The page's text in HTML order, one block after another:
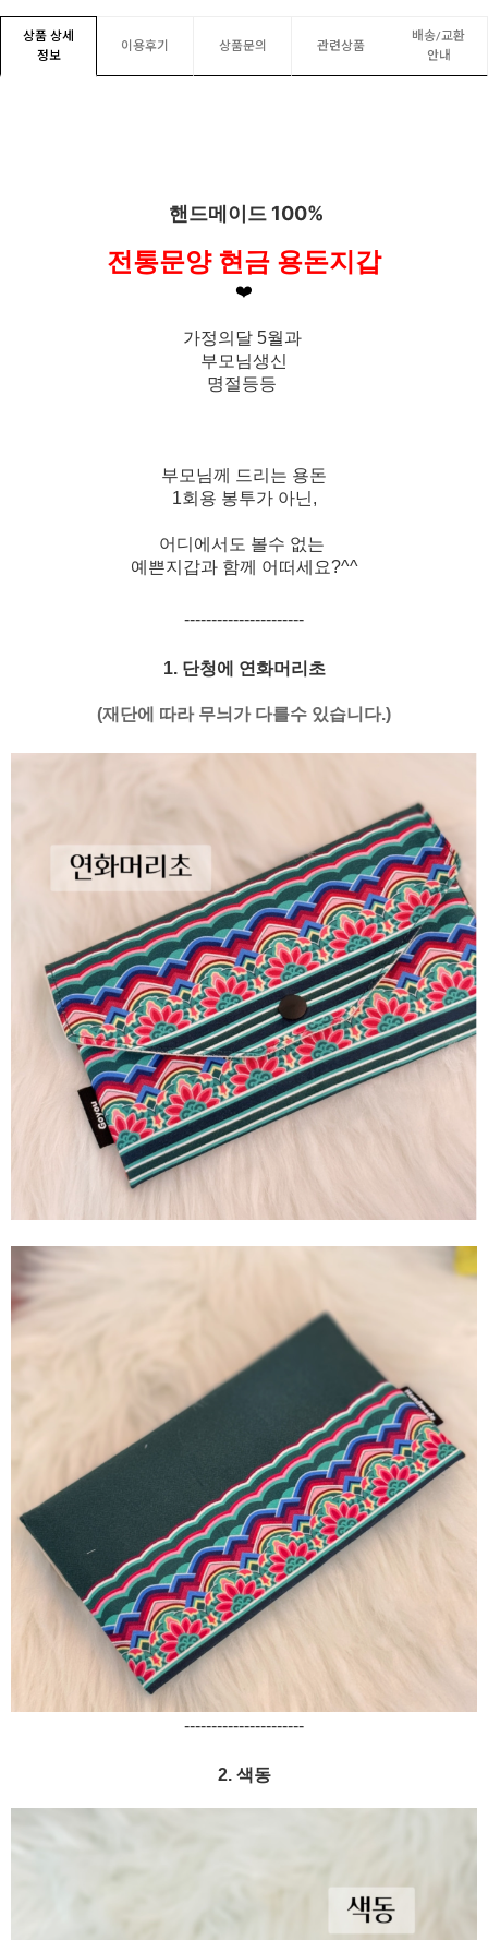
상품 상세
정보
이용후기 상품문의 관련상품
배송/교환
안내
핸드메이드 100%
전통문양 현금 용돈지갑
❤️
가정의달 5월과
부모님생신
명절등등
부모님께 드리는 용돈
1회용 봉투가 아닌,
어디에서도 볼수 없는
예쁜지갑과 함께 어떠세요?^^
----------------------
1. 단청에 연화머리초
(재단에 따라 무늬가 다를수 있습니다.)
----------------------
2. 색동